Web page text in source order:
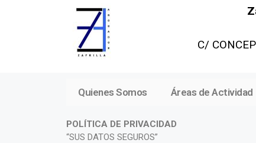
C/
Quienes Somos Áreas de Actividad
POLÍTICA DE PRIVACIDAD
“SUS DATOS SEGUROS”